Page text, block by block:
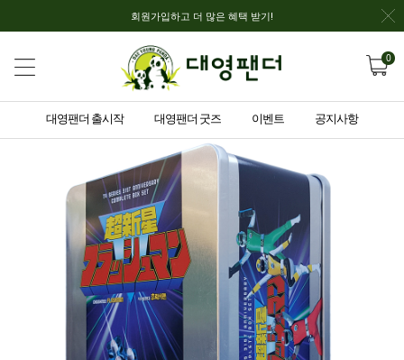
회원가입하고 더 많은 혜택 받기!
0
대영팬더 출시작 대영팬더 굿즈 이벤트 공지사항